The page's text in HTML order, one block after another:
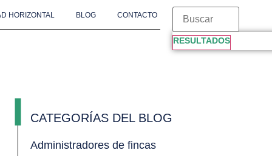
HORIZONTAL BLOG CONTACTO
RESULTADOS
CATEGORÍAS DEL BLOG
Administradores de fincas